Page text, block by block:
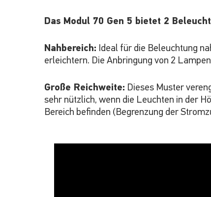
Das Modul 70 Gen 5 bietet 2
Nahbereich: Ideal für die Beleuchtung
erleichtern. Die Anbringung von 2
Große Reichweite: Dieses Muster
sehr nützlich, wenn die Leuchten in der
Bereich befinden (Begrenzung der